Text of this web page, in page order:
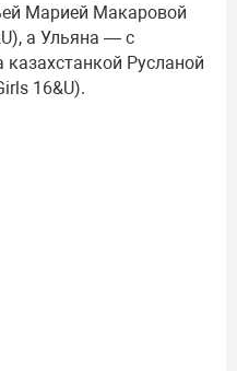
Марией Макаровой
а Ульяна — с
Русланой
16&U).